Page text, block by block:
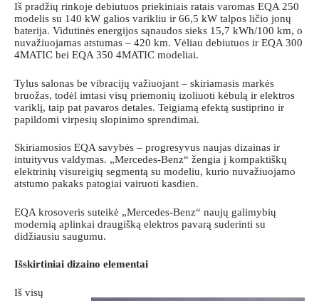
Iš pradžių rinkoje debiutuos priekiniais ratais varomas EQA 250
modelis su 140 kW galios varikliu ir 66,5 kW talpos ličio jonų
baterija. Vidutinės energijos sąnaudos sieks 15,7 kWh/100 km, o
nuvažiuojamas atstumas – 420 km. Vėliau debiutuos ir EQA 300
4MATIC bei EQA 350 4MATIC modeliai.
Tylus salonas be vibracijų važiuojant – skiriamasis markės
bruožas, todėl imtasi visų priemonių izoliuoti kėbulą ir elektros
variklį, taip pat pavaros detales. Teigiamą efektą sustiprino ir
papildomi virpesių slopinimo sprendimai.
Skiriamosios EQA savybės – progresyvus naujas dizainas ir
intuityvus valdymas. „Mercedes-Benz“ žengia į kompaktiškų
elektrinių visureigių segmentą su modeliu, kurio nuvažiuojamo
atstumo pakaks patogiai vairuoti kasdien.
EQA krosoveris suteikė „Mercedes-Benz“ naujų galimybių
modernią aplinkai draugišką elektros pavarą suderinti su
didžiausiu saugumu.
Išskirtiniai dizaino elementai
Iš visų